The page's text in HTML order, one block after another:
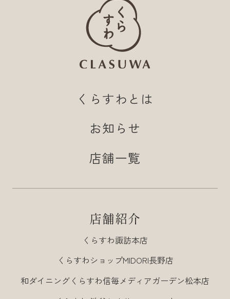
くらすわとは
お知らせ
店舗一覧
店舗紹介
くらすわ諏訪本店
くらすわショップMIDORI長野店
和ダイニングくらすわ信毎メディアガーデン松本店